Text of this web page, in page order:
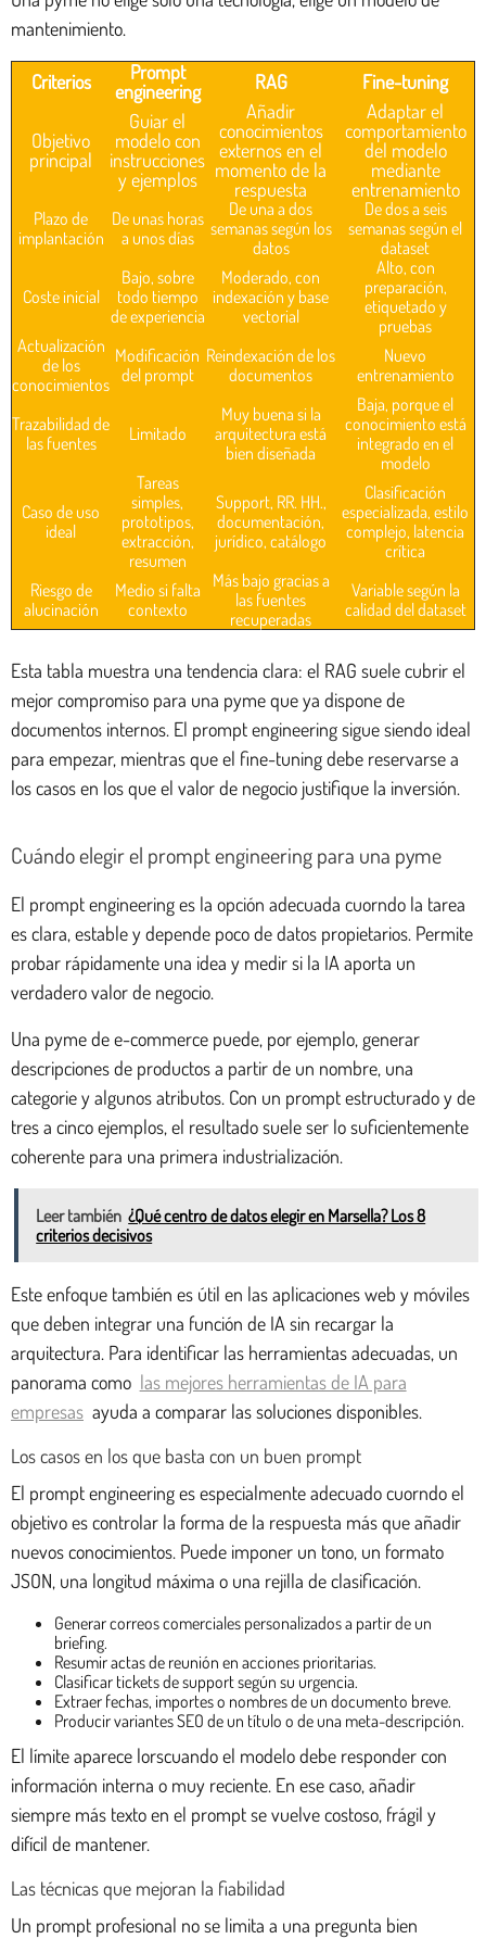
mantenimiento.
Criterios
Prompt
engineering
RAG Fine-tuning
Objetivo
principal
Guiar el
modelo con
instrucciones
y ejemplos
Añadir
conocimientos
externos en el
momento de la
respuesta
Adaptar el
comportamiento
del modelo
mediante
entrenamiento
Plazo de
implantación
De unas horas
a unos días
De una a dos
semanas según los
datos
De dos a seis
semanas según el
dataset
Coste inicial
Bajo, sobre
todo tiempo
de experiencia
Moderado, con
indexación y base
vectorial
Alto, con
preparación,
etiquetado y
pruebas
Actualización
de los
conocimientos
Modificación
del prompt
Reindexación de los
documentos
Nuevo
entrenamiento
Trazabilidad de
las fuentes
Limitado
Muy buena si la
arquitectura está
bien diseñada
Baja, porque el
conocimiento está
integrado en el
modelo
Caso de uso
ideal
Tareas
simples,
prototipos,
extracción,
resumen
Support, RR. HH.,
documentación,
jurídico, catálogo
Clasificación
especializada, estilo
complejo, latencia
crítica
Riesgo de
alucinación
Medio si falta
contexto
Más bajo gracias a
las fuentes
recuperadas
Variable según la
calidad del dataset
Esta tabla muestra una tendencia clara: el RAG suele cubrir el
mejor compromiso para una pyme que ya dispone de
documentos internos. El prompt engineering sigue siendo ideal
para empezar, mientras que el fine-tuning debe reservarse a
los casos en los que el valor de negocio justifique la inversión.
Cuándo elegir el prompt engineering para una pyme
El prompt engineering es la opción adecuada cuorndo la tarea
es clara, estable y depende poco de datos propietarios. Permite
probar rápidamente una idea y medir si la IA aporta un
verdadero valor de negocio.
Una pyme de e-commerce puede, por ejemplo, generar
descripciones de productos a partir de un nombre, una
categorie y algunos atributos. Con un prompt estructurado y de
tres a cinco ejemplos, el resultado suele ser lo suficientemente
coherente para una primera industrialización.
Leer también ¿Qué centro de datos elegir en Marsella? Los 8
criterios decisivos
Este enfoque también es útil en las aplicaciones web y móviles
que deben integrar una función de IA sin recargar la
arquitectura. Para identificar las herramientas adecuadas, un
panorama como las mejores herramientas de IA para
empresas ayuda a comparar las soluciones disponibles.
Los casos en los que basta con un buen prompt
El prompt engineering es especialmente adecuado cuorndo el
objetivo es controlar la forma de la respuesta más que añadir
nuevos conocimientos. Puede imponer un tono, un formato
JSON, una longitud máxima o una rejilla de clasificación.
Generar correos comerciales personalizados a partir de un
briefing.
Resumir actas de reunión en acciones prioritarias.
Clasificar tickets de support según su urgencia.
Extraer fechas, importes o nombres de un documento breve.
Producir variantes SEO de un título o de una meta-descripción.
El límite aparece lorscuando el modelo debe responder con
información interna o muy reciente. En ese caso, añadir
siempre más texto en el prompt se vuelve costoso, frágil y
difícil de mantener.
Las técnicas que mejoran la fiabilidad
Un prompt profesional no se limita a una pregunta bien